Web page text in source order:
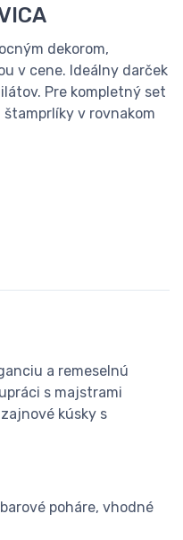
dekorom,
v cene. Ideálny darček
Pre kompletný set
v rovnakom
a remeselnú
s majstrami
kúsky s
poháre, vhodné